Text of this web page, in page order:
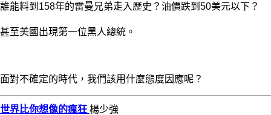
誰能料到158年的雷曼兄弟走入歷史？油價跌到50美元以下？
甚至美國出現第一位黑人總統。
面對不確定的時代，我們該用什麼態度因應呢？
世界比你想像的瘋狂 楊少強